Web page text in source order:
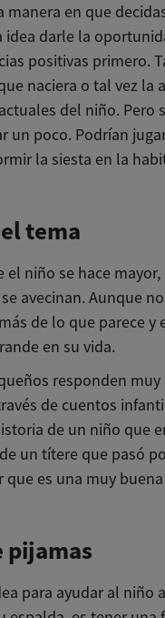
manera en que
idea darle la
positivas primero.
naciera o tal vez la
del niño.
un poco. Podrían
la siesta en la
tema
el niño se hace
avecinan. Aunque
de lo que parece
en su vida.
responden
de cuentos
de un niño que
un títere que pasó
que es una muy
pijamas
para ayudar al niño